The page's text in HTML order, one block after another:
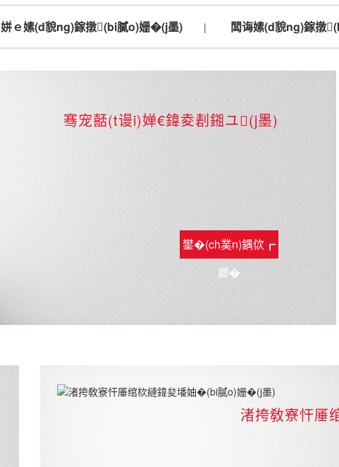
姘ｅ嫊(d貌ng)鎵撴(bi膩o)姗�(j墨) | 闆诲嫊(d貌ng)鎵撴
骞宠嚭(t谩i)婵€鍏夌剨鎺ユ(j墨)
鐢�(ch菐n)鍝佽┏
鎯�
渚挎敎寮忓